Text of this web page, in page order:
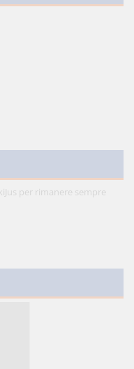
per rimanere sempre